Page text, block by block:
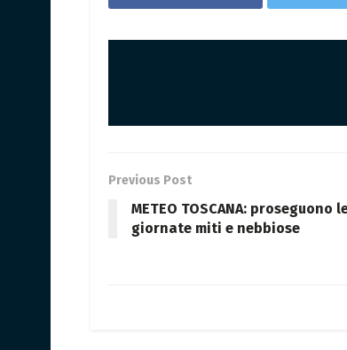
Previous Post
METEO TOSCANA: proseguono
giornate miti e nebbiose